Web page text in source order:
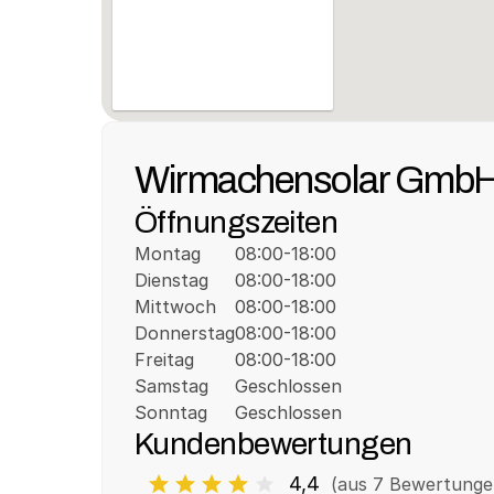
Wirmachensolar
Öffnungszeiten
Montag
Dienstag
Mittwoch
Donnerstag
Freitag
Samstag
Sonntag
08:00-18:00
08:00-18:00
08:00-18:00
08:00-18:00
08:00-18:00
Geschlossen
Geschlossen
Kundenbewertungen
4,4 (aus 7